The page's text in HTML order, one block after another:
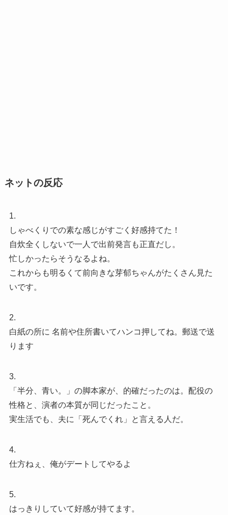
ネットの反応
1.
しゃべくりでの素な感じがすごく好感持てた！
自炊全くしないで一人で出前発言も正直だし。
忙しかったらそうなるよね。
これからも明るくて前向きな芽郁ちゃんがたくさん見た
いです。
2.
白紙の所に 名前や住所書いてハンコ押してね。郵送で送
ります
3.
「半分、青い。」の脚本家が、的確だったのは。配役の
性格と、演者の本質が同じだったこと。
実生活でも、夫に「死んでくれ」と言える人だ。
4.
仕方ねぇ、俺がデートしてやるよ
5.
はっきりしていて好感が持てます。